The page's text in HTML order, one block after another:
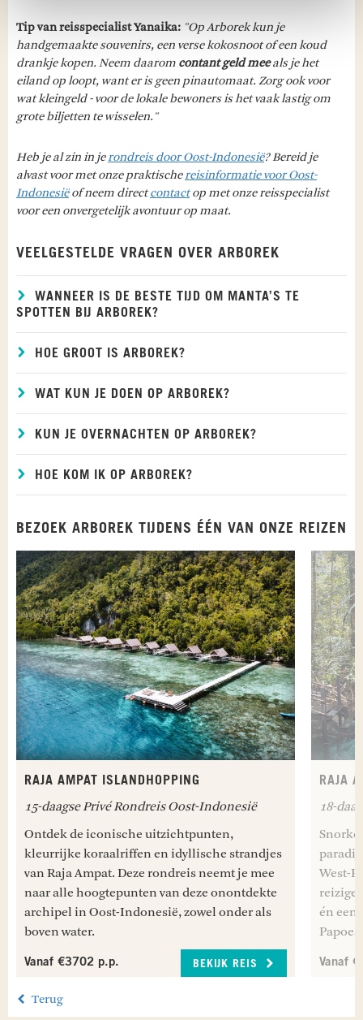
Tip van reisspecialist Yanaika: "Op Arborek kun je
handgemaakte souvenirs, een verse kokosnoot of een koud
drankje kopen. Neem daarom contant geld meeals je het
eiland op loopt, want er is geen pinautomaat. Zorg ook voor
wat kleingeld - voor de lokale bewoners is het vaak lastig om
grote biljetten te wisselen."
Heb je al zin in jerondreis door Oost-Indonesië? Bereid je
alvast voor met onze praktischereisinformatie voor Oost-
Indonesiëof neem directcontactop met onze reisspecialist
voor een onvergetelijk avontuur op maat.
VEELGESTELDE VRAGEN OVER ARBOREK
WANNEER IS DE BESTE TIJD OM MANTA’S TE
SPOTTEN BIJ ARBOREK?
HOE GROOT IS ARBOREK?
WAT KUN JE DOEN OP ARBOREK?
KUN JE OVERNACHTEN OP ARBOREK?
HOE KOM IK OP ARBOREK?
BEZOEK ARBOREK TIJDENS ÉÉN VAN ONZE REIZEN
RAJA AMPAT ISLANDHOPPING
15-daagse Privé Rondreis Oost-Indonesië
Ontdek de iconische uitzichtpunten,
kleurrijke koraalriffen en idyllische strandjes
van Raja Ampat. Deze rondreis neemt je mee
naar alle hoogtepunten van deze onontdekte
archipel in Oost-Indonesië, zowel onder als
boven water.
Vanaf €3702 p.p. BEKIJK REIS
RAJA
18-
West-
én een
Vanaf
Terug